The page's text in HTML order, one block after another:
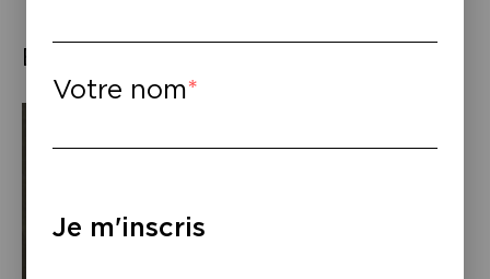
Éléments associés
Votre nom
Je m'inscris